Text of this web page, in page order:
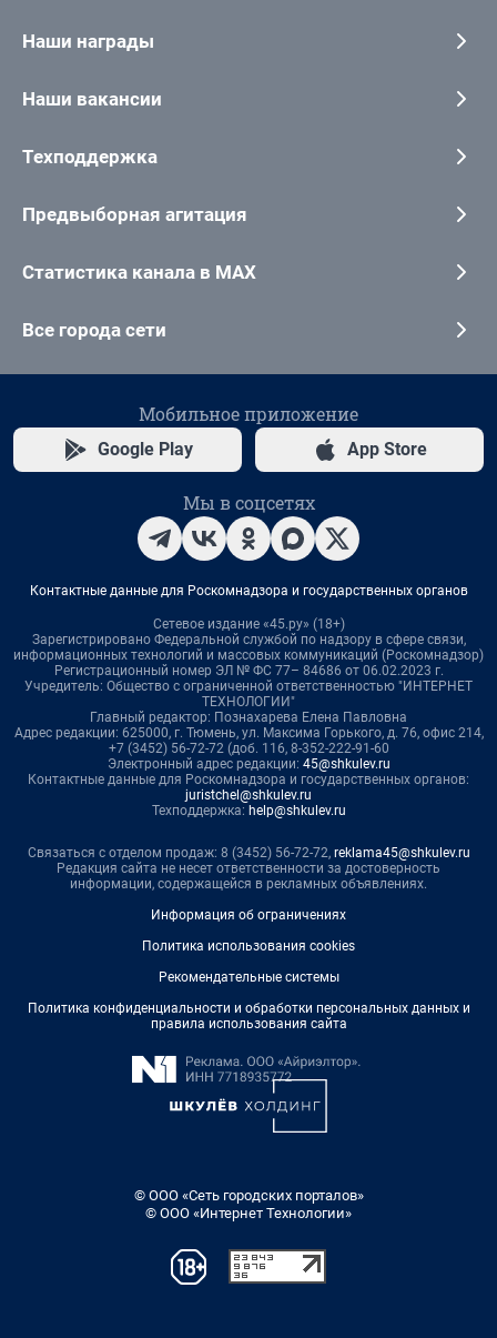
Наши награды
Наши вакансии
Техподдержка
Предвыборная агитация
Статистика канала в MAX
Все города сети
Мобильное приложение
Google Play App Store
Мы в соцсетях
Контактные данные для Роскомнадзора и государственных органов
Сетевое издание «45.ру» (18+)
Зарегистрировано Федеральной службой по надзору в сфере связи,
информационных технологий и массовых коммуникаций (Роскомнадзор)
Регистрационный номер ЭЛ № ФС 77– 84686 от 06.02.2023 г.
Учредитель: Общество с ограниченной ответственностью "ИНТЕРНЕТ
ТЕХНОЛОГИИ"
Главный редактор: Познахарева Елена Павловна
Адрес редакции: 625000, г. Тюмень, ул. Максима Горького, д. 76, офис 214,
+7 (3452) 56-72-72 (доб. 116, 8-352-222-91-60
Электронный адрес редакции: 45@shkulev.ru
Контактные данные для Роскомнадзора и государственных органов:
juristchel@shkulev.ru
Техподдержка: help@shkulev.ru
Связаться с отделом продаж: 8 (3452) 56-72-72, reklama45@shkulev.ru
Редакция сайта не несет ответственности за достоверность
информации, содержащейся в рекламных объявлениях.
Информация об ограничениях
Политика использования cookies
Рекомендательные системы
Политика конфиденциальности и обработки персональных данных и
правила использования сайта
© ООО «Сеть городских порталов»
© ООО «Интернет Технологии»